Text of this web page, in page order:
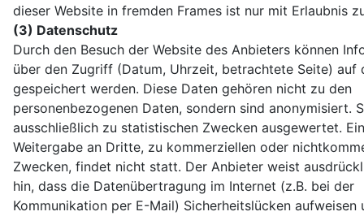
dieser Website in fremden Frames ist nur mit Erlaubnis
(3) Datenschutz
Durch den Besuch der Website des Anbieters können
über den Zugriff (Datum, Uhrzeit, betrachtete Seite) auf
gespeichert werden. Diese Daten gehören nicht zu den
personenbezogenen Daten, sondern sind anonymisiert.
ausschließlich zu statistischen Zwecken ausgewertet.
Weitergabe an Dritte, zu kommerziellen oder
Zwecken, findet nicht statt. Der Anbieter weist
hin, dass die Datenübertragung im Internet (z.B. bei der
Kommunikation per E-Mail) Sicherheitslücken aufweisen